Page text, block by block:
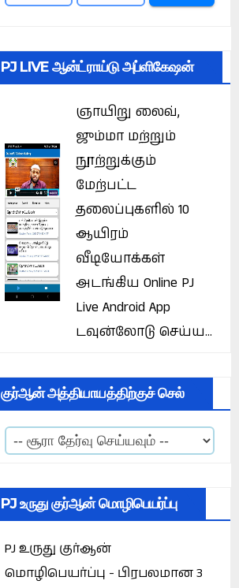
PJ LIVE ஆன்ட்ராய்டு அப்ளிகேஷன்
ஞாயிறு லைவ்,
ஜும்மா மற்றும்
நூற்றுக்கும்
மேற்பட்ட
தலைப்புகளில் 10
ஆயிரம்
வீடியோக்கள்
அடங்கிய Online PJ
Live Android App
டவுன்லோடு செய்ய...
குர்ஆன் அத்தியாயத்திற்குச் செல்
PJ உருது குர்ஆன் மொழிபெயர்ப்பு
PJ உருது குர்ஆன்
மொழிபெயர்ப்பு - பிரபலமான 3